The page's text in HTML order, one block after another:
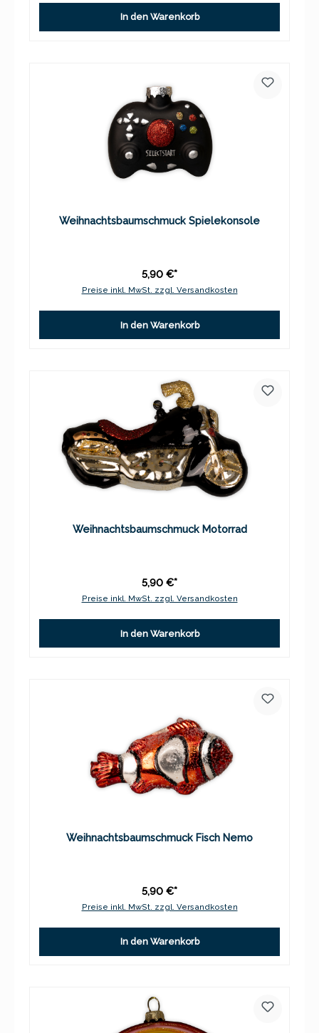
In den Warenkorb
Weihnachtsbaumschmuck Spielekonsole
5,90 €*
Preise inkl. MwSt. zzgl. Versandkosten
In den Warenkorb
Weihnachtsbaumschmuck Motorrad
5,90 €*
Preise inkl. MwSt. zzgl. Versandkosten
In den Warenkorb
Weihnachtsbaumschmuck Fisch Nemo
5,90 €*
Preise inkl. MwSt. zzgl. Versandkosten
In den Warenkorb